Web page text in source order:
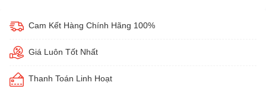
Cam Kết Hàng Chính Hãng 100%
Giá Luôn Tốt Nhất
Thanh Toán Linh Hoạt